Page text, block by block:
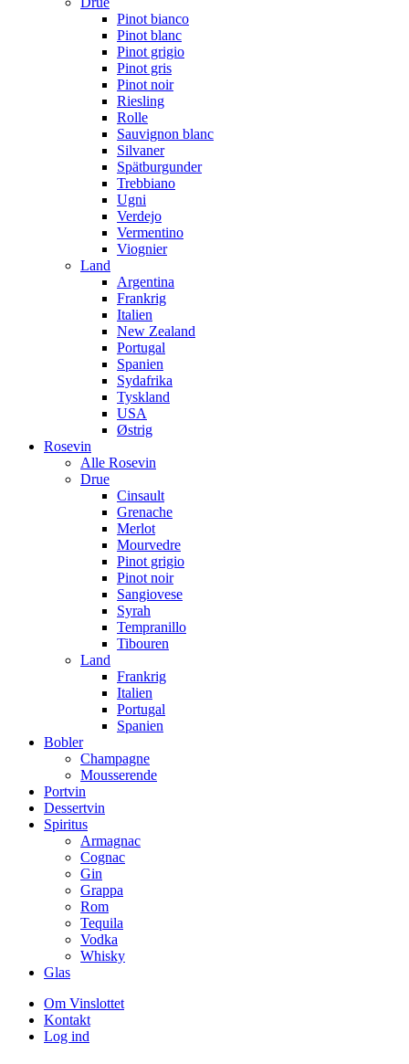
Pinot bianco
Pinot blanc
Pinot grigio
Pinot gris
Pinot noir
Riesling
Rolle
Sauvignon blanc
Silvaner
Spätburgunder
Trebbiano
Ugni
Verdejo
Vermentino
Viognier
Land
Argentina
Frankrig
Italien
New Zealand
Portugal
Spanien
Sydafrika
Tyskland
USA
Østrig
Rosevin
Alle Rosevin
Drue
Cinsault
Grenache
Merlot
Mourvedre
Pinot grigio
Pinot noir
Sangiovese
Syrah
Tempranillo
Tibouren
Land
Frankrig
Italien
Portugal
Spanien
Bobler
Champagne
Mousserende
Portvin
Dessertvin
Spiritus
Armagnac
Cognac
Gin
Grappa
Rom
Tequila
Vodka
Whisky
Glas
Om Vinslottet
Kontakt
Log ind